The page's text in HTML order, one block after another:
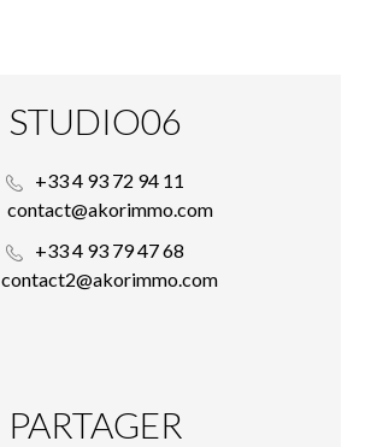
STUDIO06
+33 4 93 72 94 11
contact@akorimmo.com
+33 4 93 79 47 68
contact2@akorimmo.com
PARTAGER